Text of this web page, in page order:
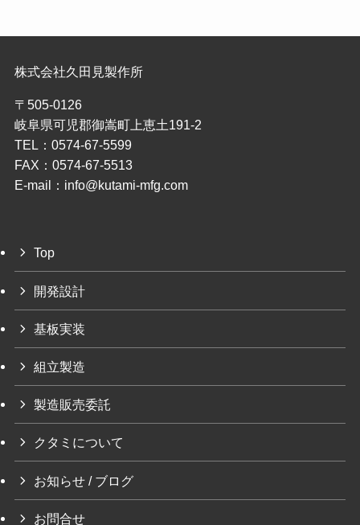
株式会社久田見製作所
〒505-0126
岐阜県可児郡御嵩町上恵土191-2
TEL：0574-67-5599
FAX：0574-67-5513
E-mail：info@kutami-mfg.com
Top
開発設計
基板実装
組立製造
製造販売委託
クタミについて
お知らせ / ブログ
お問合せ